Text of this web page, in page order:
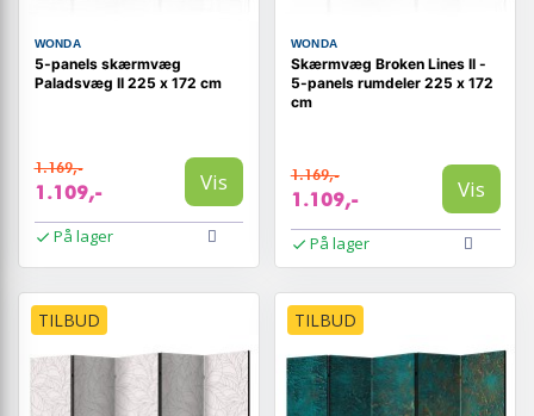
WONDA
5-panels skærmvæg
Paladsvæg II 225 x 172 cm
1.169,-
1.109,- Vis
På lager
WONDA
Skærmvæg Broken Lines II -
5-panels rumdeler 225 x 172
cm
1.169,-
1.109,- Vis
På lager
TILBUD TILBUD